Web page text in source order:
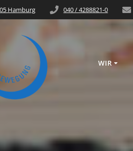
Hamburg 040 / 4288821-0
WIR